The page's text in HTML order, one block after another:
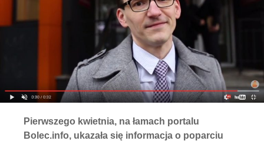
Pierwszego kwietnia, na łamach portalu
Bolec.info, ukazała się informacja o poparciu